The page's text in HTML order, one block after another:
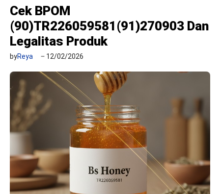
Cek BPOM
(90)TR226059581(91)270903 Dan
Legalitas Produk
byReya 12/02/2026